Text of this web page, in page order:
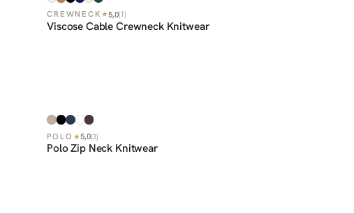
CREWNECK ★5,0(1)
Viscose Cable Crewneck Knitwear
POLO ★5,0(3)
Polo Zip Neck Knitwear